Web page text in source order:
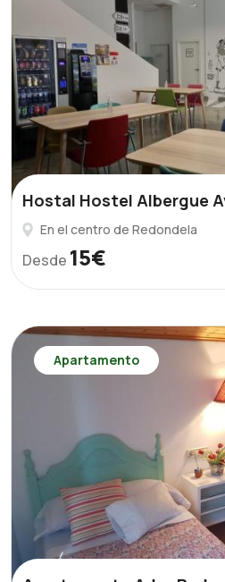
Hostal Hostel Albergue
En el centro de Redondela
Desde 15€
Apartamento